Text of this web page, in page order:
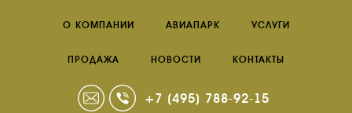
О КОМПАНИИ АВИАПАРК УСЛУГИ
ПРОДАЖА НОВОСТИ КОНТАКТЫ
+7 (495) 788-92-15